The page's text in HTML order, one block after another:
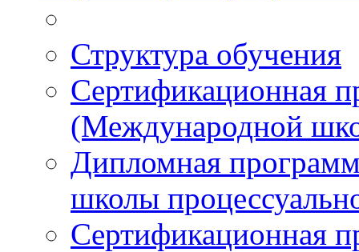
Структура обучения
Сертификационная
(Международной
Дипломная
школы
Сертификационная